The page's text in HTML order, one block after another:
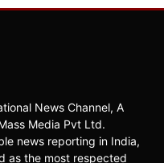
News Channel, A
Media Pvt Ltd.
news reporting in India,
as the most respected